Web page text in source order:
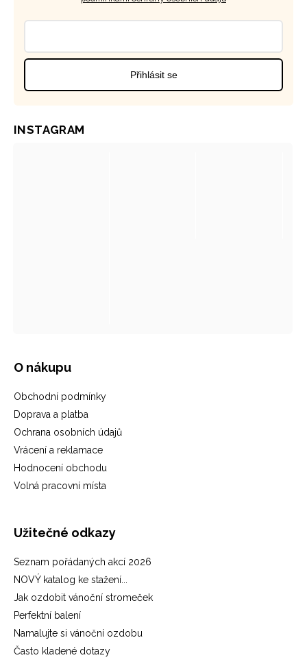
Přihlásit se
O nákupu
Obchodní podmínky
Doprava a platba
Ochrana osobních údajů
Vrácení a reklamace
Hodnocení obchodu
Volná pracovní místa
Užitečné odkazy
Seznam pořádaných akcí 2026
NOVÝ katalog ke stažení...
Jak ozdobit vánoční stromeček
Perfektní balení
Namalujte si vánoční ozdobu
Často kladené dotazy
INSTAGRAM